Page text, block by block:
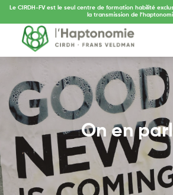
Le CIRDH-FV est le seul centre de formation habilité
la transmission de
On en